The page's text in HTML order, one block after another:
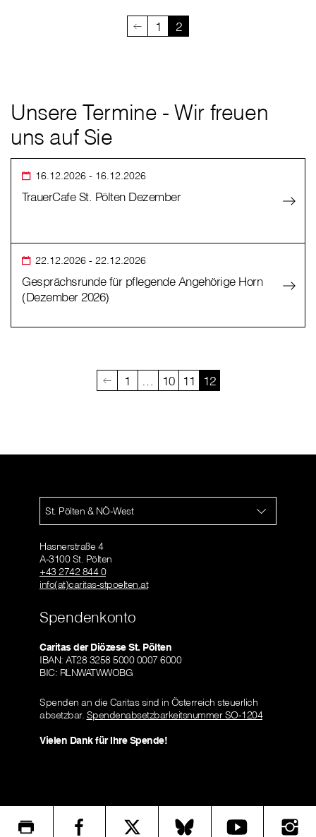
1 2
Unsere Termine - Wir freuen
uns auf Sie
16.12.2026 - 16.12.2026
TrauerCafe St. Pölten Dezember
22.12.2026 - 22.12.2026
Gesprächsrunde für pflegende Angehörige Horn
(Dezember 2026)
1 … 10 11 12
St. Pölten & NÖ-West
Hasnerstraße 4
A-3100 St. Pölten
+43 2742 844 0
info(at)caritas-stpoelten.at
Spendenkonto
Caritas der Diözese St. Pölten
IBAN: AT28 3258 5000 0007 6000
BIC: RLNWATWWOBG
Spenden an die Caritas sind in Österreich steuerlich
absetzbar. Spendenabsetzbarkeitsnummer SO-1204
Vielen Dank für Ihre Spende!